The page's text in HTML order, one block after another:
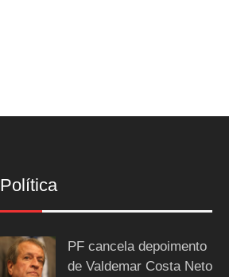
Política
PF cancela depoimento
de Valdemar Costa Neto